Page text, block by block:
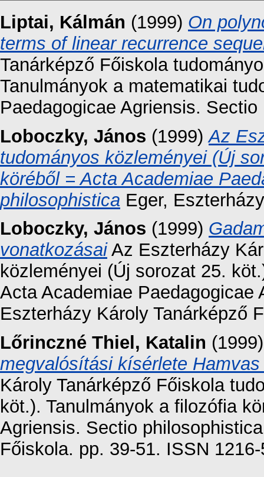
Liptai, Kálmán (1999) On
terms of linear recurrence
Tanárképző Főiskola
Tanulmányok a matematikai
Paedagogicae Agriensis.
Loboczky, János (1999)Az
tudományos közleményei (Új
köréből = Acta Academiae
philosophistica Eger,
Loboczky, János (1999)
vonatkozásaiAz Eszterházy
közleményei (Új sorozat 25.
Acta Academiae
Eszterházy Károly Tanárképző
Lőrinczné Thiel, Katalin
megvalósítási kísérlete
Károly Tanárképző Főiskola
köt.). Tanulmányok a filozófia
Agriensis. Sectio
Főiskola. pp. 39-51. ISSN